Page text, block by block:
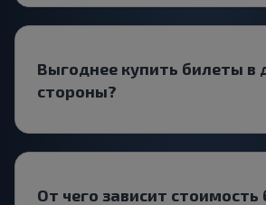
Выгоднее купить билеты в
стороны?
От чего зависит стоимость